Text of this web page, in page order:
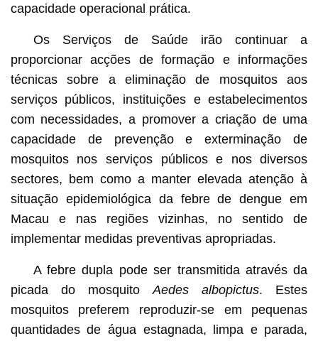
capacidade operacional prática.
Os Serviços de Saúde irão continuar a
proporcionar acções de formação e informações
técnicas sobre a eliminação de mosquitos aos
serviços públicos, instituições e estabelecimentos
com necessidades, a promover a criação de uma
capacidade de prevenção e exterminação de
mosquitos nos serviços públicos e nos diversos
sectores, bem como a manter elevada atenção à
situação epidemiológica da febre de dengue em
Macau e nas regiões vizinhas, no sentido de
implementar medidas preventivas apropriadas.
A febre dupla pode ser transmitida através da
picada do mosquitoAedes albopictus. Estes
mosquitos preferem reproduzir-se em pequenas
quantidades de água estagnada, limpa e parada,